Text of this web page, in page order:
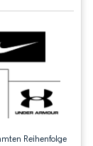
Reihenfolge
Namensnennung